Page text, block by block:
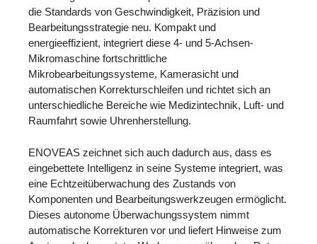
die Standards von Geschwindigkeit, Präzision und
Bearbeitungsstrategie neu. Kompakt und
energieeffizient, integriert diese 4- und 5-Achsen-
Mikromaschine fortschrittliche
Mikrobearbeitungssysteme, Kamerasicht und
automatischen Korrekturschleifen und richtet sich an
unterschiedliche Bereiche wie Medizintechnik, Luft- und
Raumfahrt sowie Uhrenherstellung.
ENOVEAS zeichnet sich auch dadurch aus, dass es
eingebettete Intelligenz in seine Systeme integriert, was
eine Echtzeitüberwachung des Zustands von
Komponenten und Bearbeitungswerkzeugen ermöglicht.
Dieses autonome Überwachungssystem nimmt
automatische Korrekturen vor und liefert Hinweise zum